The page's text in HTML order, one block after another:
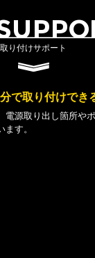
取り付けサポート
で取り付けでき
電源取り出し箇所や
す。